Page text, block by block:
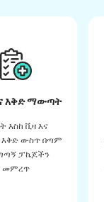
እቅድ ማውጣት
እስከ ቪዛ እና
ውስጥ በጣም
ፓኬጆችን
መምረጥ